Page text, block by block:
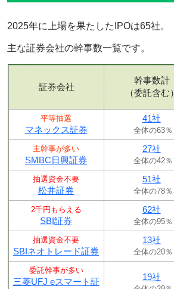
2025年に上場を果たしたIPOは65社。
主な証券会社の幹事数一覧です。
証券会社
幹事数計
（委託含む）
平等抽選
マネックス証券
41社
全体の63％
主幹事が多い
SMBC日興証券
27社
全体の42％
抽選資金不要
松井証券
51社
全体の78％
2千円もらえる
SBI証券
62社
全体の95％
抽選資金不要
SBIネオトレード証券
13社
全体の20％
委託幹事が多い
三菱UFJ eスマート証
19社